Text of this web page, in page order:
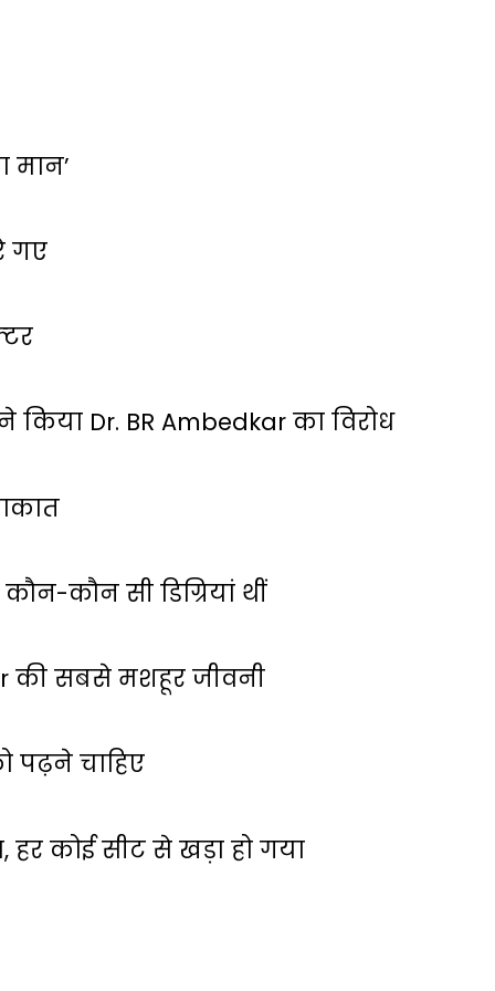
मान’
गए
Dr. BR Ambedkar का विरोध
कौन सी डिग्रियां थीं
की सबसे मशहूर जीवनी
पढ़ने चाहिए
कोई सीट से खड़ा हो गया